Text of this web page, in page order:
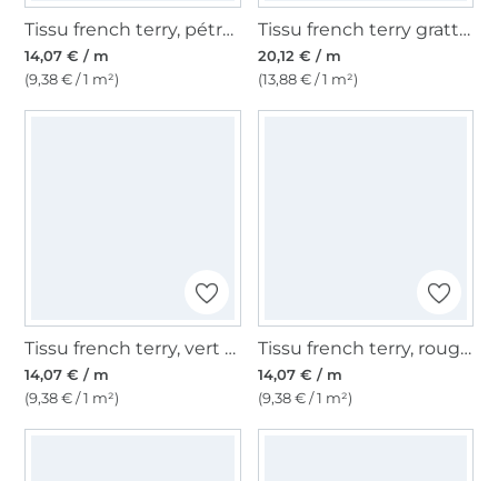
Tissu french terry, pétrole foncé
14,07 € / m
(9,38 € / 1 m²)
Tissu french terry gratté Ours, marron
20,12 € / m
(13,88 € / 1 m²)
Tissu french terry, vert olive pâle
14,07 € / m
(9,38 € / 1 m²)
Tissu french terry, rouge rouille
14,07 € / m
(9,38 € / 1 m²)